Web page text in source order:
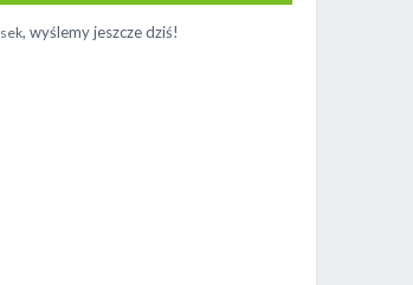
sek, wyślemy jeszcze dziś!